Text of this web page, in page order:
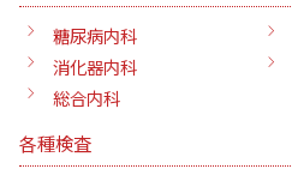
糖尿病内科
消化器内科
総合内科
各種検査